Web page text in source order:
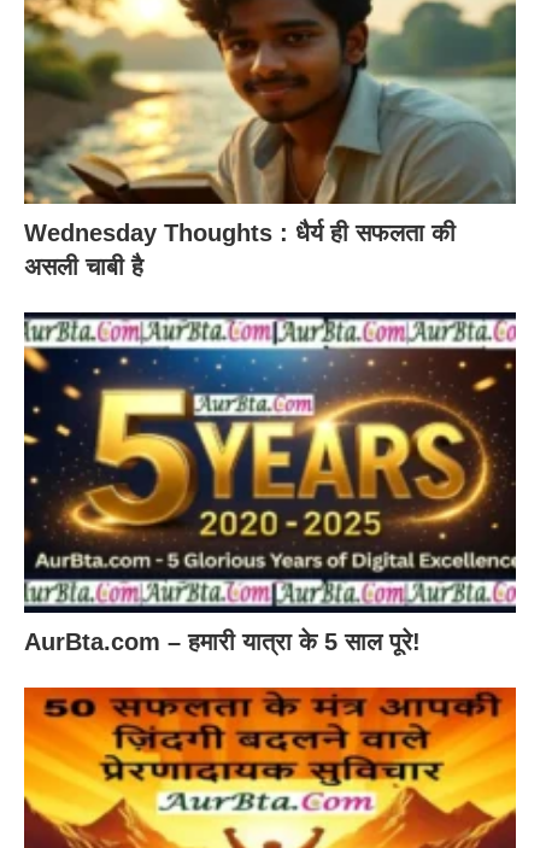
Wednesday Thoughts : धैर्य ही सफलता की
असली चाबी है
AurBta.com – हमारी यात्रा के 5 साल पूरे!